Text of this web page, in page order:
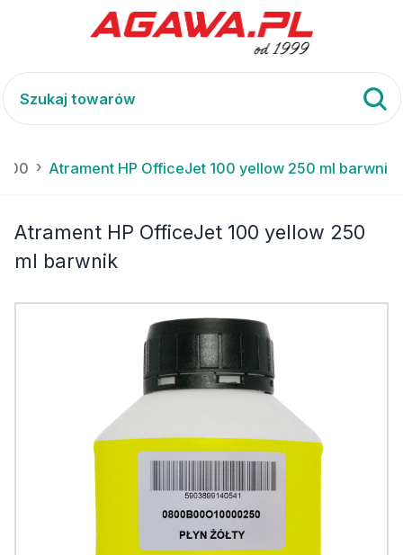
Atrament HP OfficeJet 100 yellow 250 ml barwnik
Atrament HP OfficeJet 100 yellow 250
ml barwnik